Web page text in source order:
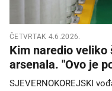
ČETVRTAK 4.6.2026.
Kim naredio
arsenala. "Ovo je
SJEVERNOKOREJSKI